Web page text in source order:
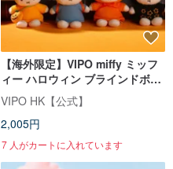
【海外限定】VIPO miffy ミッフ
ィー ハロウィン ブラインドボッ
クスキーホルダー (ランダム1個
入り)
VIPO HK【公式】
2,005円
7 人がカートに入れています